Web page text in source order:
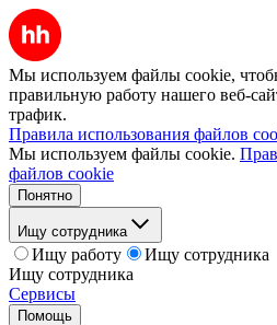
Мы используем файлы cookie,
правильную работу нашего веб-
трафик.
Правила использования файлов
Мы используем файлы cookie.
файлов cookie
Понятно
Ищу сотрудника
Ищу работу
Ищу сотрудника
Ищу сотрудника
Сервисы
Помощь